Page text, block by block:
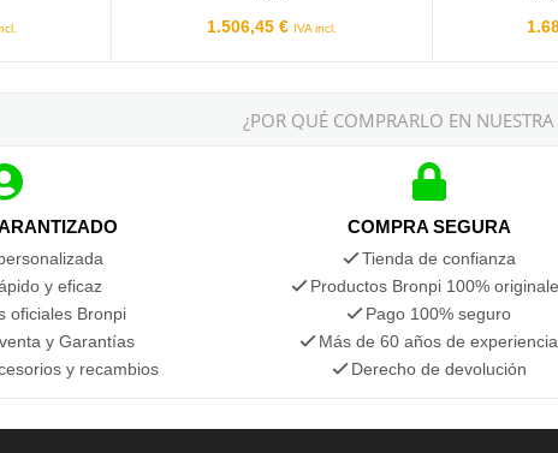
1.506,45 € IVA incl.
¿POR QUÉ COMPRARLO EN
y eficaz
oficiales Bronpi
y Garantías
y recambios
COMPRA SEGURA
Tienda de confianza
Productos Bronpi 100%
Pago 100% seguro
Más de 60 años de experiencia
Derecho de devolución